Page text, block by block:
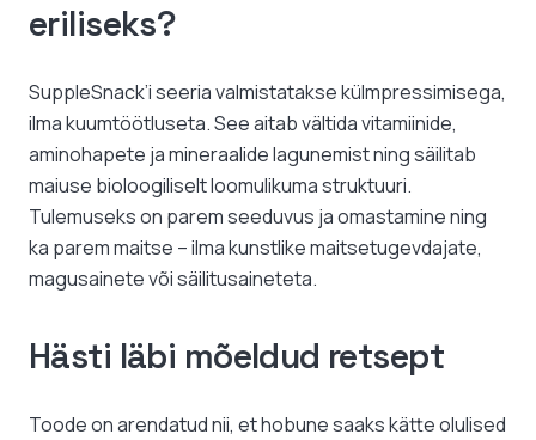
eriliseks?
SuppleSnack’i seeria valmistatakse külmpressimisega,
ilma kuumtöötluseta. See aitab vältida vitamiinide,
aminohapete ja mineraalide lagunemist ning säilitab
maiuse bioloogiliselt loomulikuma struktuuri.
Tulemuseks on parem seeduvus ja omastamine ning
ka parem maitse – ilma kunstlike maitsetugevdajate,
magusainete või säilitusaineteta.
Hästi läbi mõeldud retsept
Toode on arendatud nii, et hobune saaks kätte olulised